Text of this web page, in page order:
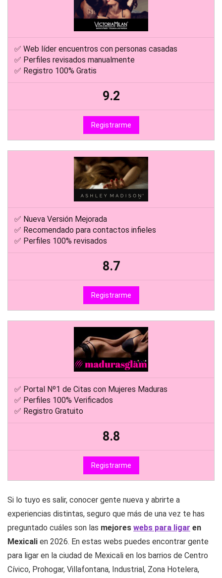
✅ Web líder encuentros con personas casadas
✅ Perfiles revisados manualmente
✅ Registro 100% Gratis
9.2
Registrarme
✅ Nueva Versión Mejorada
✅ Recomendado para contactos infieles
✅ Perfiles 100% revisados
8.7
Registrarme
✅ Portal Nº1 de Citas con Mujeres Maduras
✅ Perfiles 100% Verificados
✅ Registro Gratuito
8.8
Registrarme
Si lo tuyo es salir, conocer gente nueva y abrirte a
experiencias distintas, seguro que más de una vez te has
preguntado cuáles son las mejores webs para ligar en
Mexicali en 2026. En estas webs puedes encontrar gente
para ligar en la ciudad de Mexicali en los barrios de Centro
Cívico, Prohogar, Villafontana, Industrial, Zona Hotelera,